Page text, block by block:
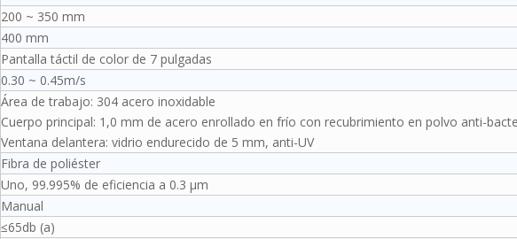
200 ~ 350 mm
400 mm
Pantalla táctil de color de 7 pulgadas
0.30 ~ 0.45m/s
Área de trabajo: 304 acero inoxidable
Cuerpo principal: 1,0 mm de acero enrollado en frío con recubrimiento en polvo anti-
Ventana delantera: vidrio endurecido de 5 mm, anti-UV
Fibra de poliéster
Uno, 99.995% de eficiencia a 0.3 μm
Manual
≤65db (a)